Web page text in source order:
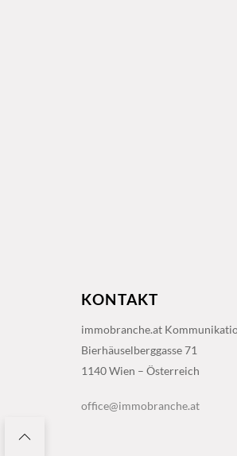
KONTAKT
immobranche.at
Bierhäuselberggasse 71
1140 Wien – Österreich
office@immobranche.at